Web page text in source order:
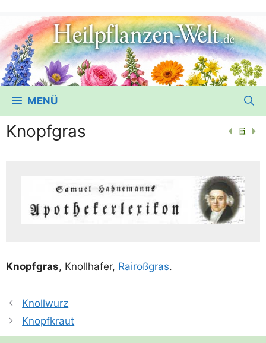
MENÜ
Knopfgras
Knopf­gras, Knoll­ha­fer, Rai­ro­ß­gras.
Knollwurz
Knopfkraut